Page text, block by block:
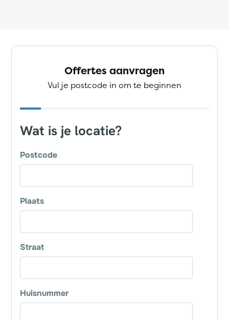
Offertes aanvragen
Vul je postcode in om te beginnen